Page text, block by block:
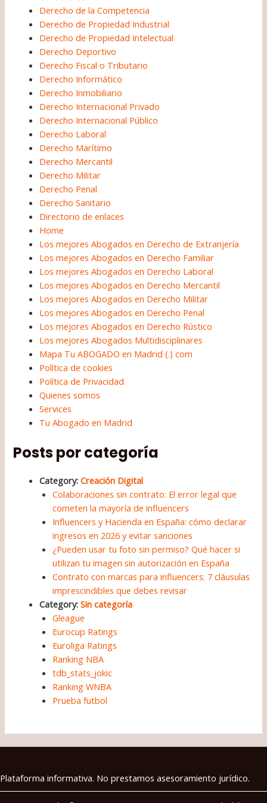
Derecho de la Competencia
Derecho de Propiedad Industrial
Derecho de Propiedad Intelectual
Derecho Deportivo
Derecho Fiscal o Tributario
Derecho Informático
Derecho Inmobiliario
Derecho Internacional Privado
Derecho Internacional Público
Derecho Laboral
Derecho Marítimo
Derecho Mercantil
Derecho Militar
Derecho Penal
Derecho Sanitario
Directorio de enlaces
Home
Los mejores Abogados en Derecho de Extranjería
Los mejores Abogados en Derecho Familiar
Los mejores Abogados en Derecho Laboral
Los mejores Abogados en Derecho Mercantil
Los mejores Abogados en Derecho Militar
Los mejores Abogados en Derecho Penal
Los mejores Abogados en Derecho Rústico
Los mejores Abogados Multidisciplinares
Mapa Tu ABOGADO en Madrid (.) com
Política de cookies
Política de Privacidad
Quienes somos
Services
Tu Abogado en Madrid
Posts por categoría
Category:Creación Digital
Colaboraciones sin contrato: El error legal que
cometen la mayoría de influencers
Influencers y Hacienda en España: cómo declarar
ingresos en 2026 y evitar sanciones
¿Pueden usar tu foto sin permiso? Qué hacer si
utilizan tu imagen sin autorización en España
Contrato con marcas para influencers: 7 cláusulas
imprescindibles que debes revisar
Category:Sin categoría
Gleague
Eurocup Ratings
Euroliga Ratings
Ranking NBA
tdb_stats_jokic
Ranking WNBA
Prueba futbol
Plataforma informativa. No prestamos asesoramiento jurídico.